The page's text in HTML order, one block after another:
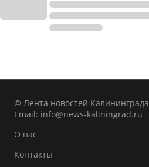
© Лента новостей Калининграда
Email: info@news-kaliningrad.ru
О нас
Контакты